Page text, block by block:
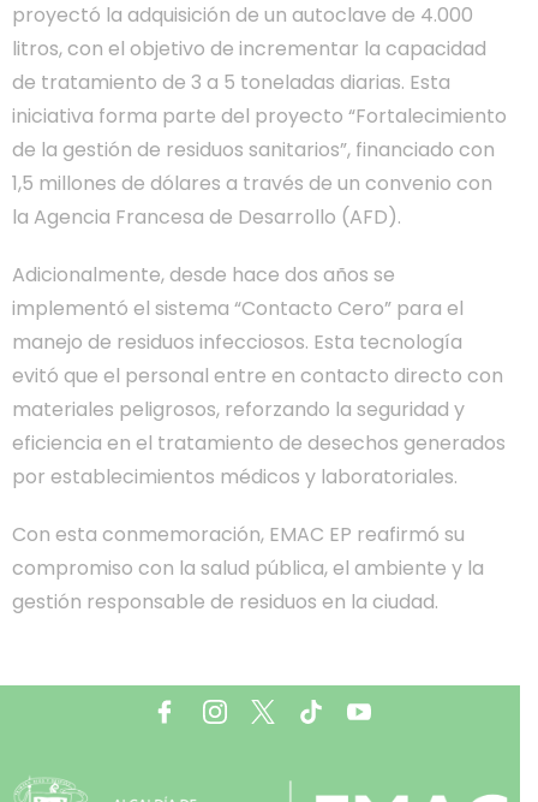
proyectó la adquisición de un autoclave de 4.000
litros, con el objetivo de incrementar la capacidad
de tratamiento de 3 a 5 toneladas diarias. Esta
iniciativa forma parte del proyecto “Fortalecimiento
de la gestión de residuos sanitarios”, financiado con
1,5 millones de dólares a través de un convenio con
la Agencia Francesa de Desarrollo (AFD).
Adicionalmente, desde hace dos años se
implementó el sistema “Contacto Cero” para el
manejo de residuos infecciosos. Esta tecnología
evitó que el personal entre en contacto directo con
materiales peligrosos, reforzando la seguridad y
eficiencia en el tratamiento de desechos generados
por establecimientos médicos y laboratoriales.
Con esta conmemoración, EMAC EP reafirmó su
compromiso con la salud pública, el ambiente y la
gestión responsable de residuos en la ciudad.